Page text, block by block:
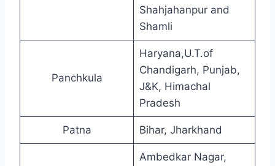
Shahjahanpur and
Shamli
Panchkula
Haryana,U.T.of
Chandigarh, Punjab,
J&K, Himachal
Pradesh
Patna Bihar, Jharkhand
Ambedkar Nagar,